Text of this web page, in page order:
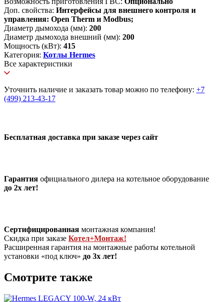
Доп. свойства: Интерфейсы для внешнего контроля и
управления: Open Therm и Modbus;
Диаметр дымохода (мм): 200
Диаметр дымохода внешний (мм): 200
Мощность (кВт): 415
Категория: Котлы Hermes
Все характеристики
Уточнить наличие и заказать товар можно по телефону: +7
(499) 213-43-17
Бесплатная доставка при заказе через сайт
Гарантия официального дилера на котельное оборудование
до 2х лет!
Сертифицированная монтажная компания!
Скидка при заказе Котел+Монтаж!
Расширенная гарантия на монтажные работы котельной
установки «под ключ» до 3х лет!
Смотрите также